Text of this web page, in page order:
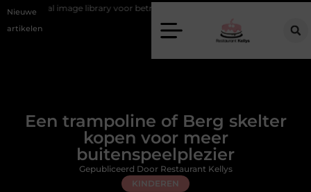
Nieuwe
artikelen
voor betrouwbare plantfoto’s
Een trampoline of Berg skelter
kopen voor meer
buitenspeelplezier
KINDEREN
Gepubliceerd Door Restaurant Kellys